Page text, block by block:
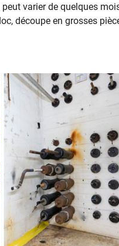
varier de quelques
découpe en grosses